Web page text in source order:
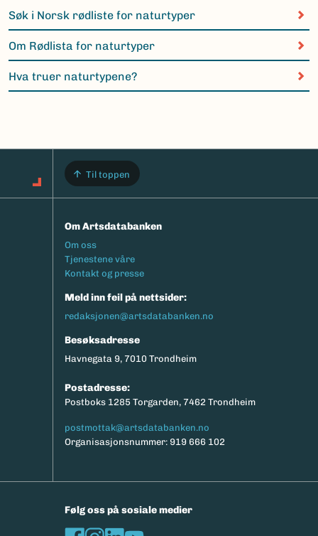
Søk i Norsk rødliste for naturtyper
Om Rødlista for naturtyper
Hva truer naturtypene?
Til toppen
Om Artsdatabanken
Footermeny
Om oss
Tjenestene våre
Kontakt og presse
Meld inn feil på nettsider:
redaksjonen@artsdatabanken.no
Besøksadresse
Havnegata 9, 7010 Trondheim
Postadresse:
Postboks 1285 Torgarden, 7462 Trondheim
postmottak@artsdatabanken.no
Organisasjonsnummer: 919 666 102
Følg oss på sosiale medier